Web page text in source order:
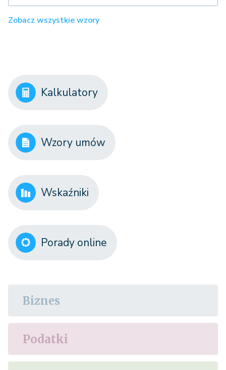
Zobacz wszystkie wzory
Kalkulatory
Wzory umów
Wskaźniki
Porady online
Biznes
Podatki